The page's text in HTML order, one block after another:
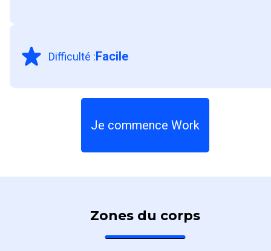
Facile
Difficulté :
Je commence Work
Zones du corps